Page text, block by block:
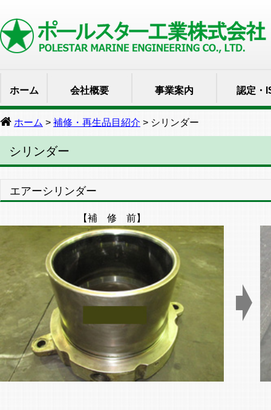
ホーム 会社概要 事業案内 認定・
ホーム > 補修・再生品目紹介 > シリンダー
シリンダー
エアーシリンダー
【補 修 前】